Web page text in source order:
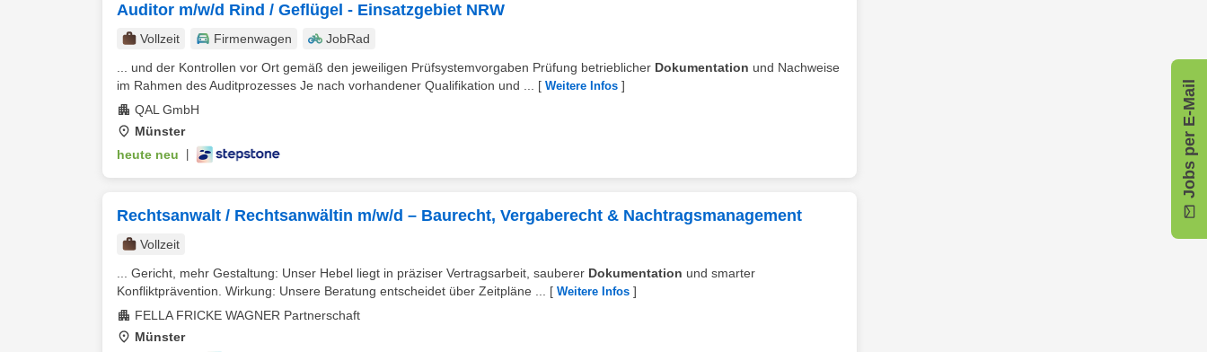
Auditor m/w/d Rind / Geflügel - Einsatzgebiet NRW
Vollzeit Firmenwagen
JobRad
... und der Kontrollen vor Ort gemäß den jeweiligen Prüfsystemvorgaben Prüfung betrieblicher Dokumentation und Nachweise
im Rahmen des Auditprozesses Je nach vorhandener Qualifikation und ...
[ Weitere Infos ]
QAL GmbH
Münster
heute neu
Rechtsanwalt / Rechtsanwältin m/w/d – Baurecht, Vergaberecht & Nachtragsmanagement
Vollzeit
... Gericht, mehr Gestaltung: Unser Hebel liegt in präziser Vertragsarbeit, sauberer Dokumentation und smarter
Konfliktprävention. Wirkung: Unsere Beratung entscheidet über Zeitpläne ...
[ Weitere Infos ]
FELLA FRICKE WAGNER Partnerschaft
Münster
Jobs per E-Mail